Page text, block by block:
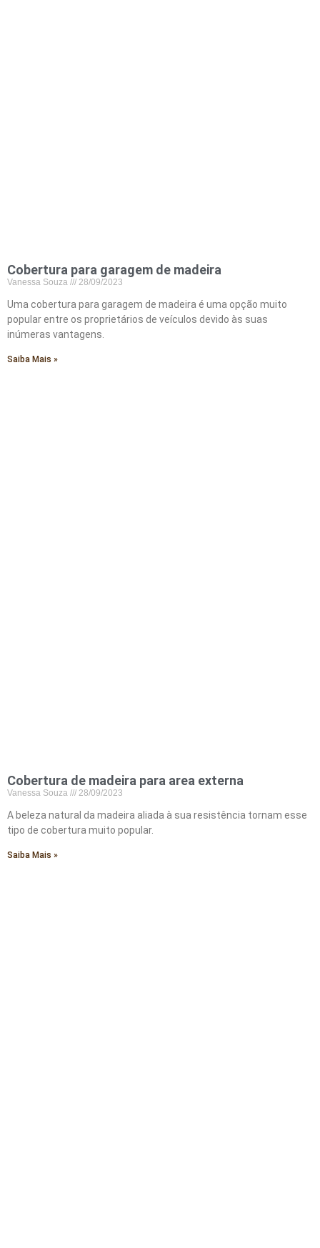
Cobertura para garagem de madeira
Vanessa Souza 28/09/2023
Uma cobertura para garagem de madeira é uma opção muito
popular entre os proprietários de veículos devido às suas
inúmeras vantagens.
Saiba Mais »
Cobertura de madeira para area externa
Vanessa Souza 28/09/2023
A beleza natural da madeira aliada à sua resistência tornam esse
tipo de cobertura muito popular.
Saiba Mais »